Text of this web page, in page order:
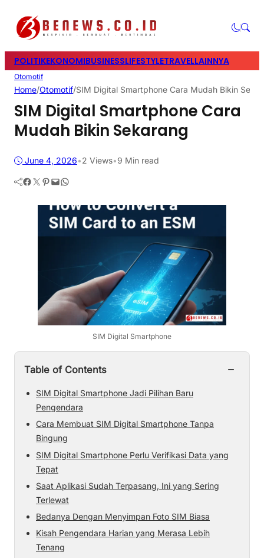
POLITIKEKONOMIBUSINESSLIFESTYLETRAVELLAINNYA
Otomotif
Home/Otomotif/SIM Digital Smartphone Cara Mudah Bikin
SIM Digital Smartphone Cara
Mudah Bikin Sekarang
June 4, 2026•2 Views•9 Min read
Facebook Twitter Pinterest Mail WhatsApp
SIM Digital Smartphone
Table of Contents −
SIM Digital Smartphone Jadi Pilihan Baru
Pengendara
Cara Membuat SIM Digital Smartphone Tanpa
Bingung
SIM Digital Smartphone Perlu Verifikasi Data yang
Tepat
Saat Aplikasi Sudah Terpasang, Ini yang Sering
Terlewat
Bedanya Dengan Menyimpan Foto SIM Biasa
Kisah Pengendara Harian yang Merasa Lebih
Tenang